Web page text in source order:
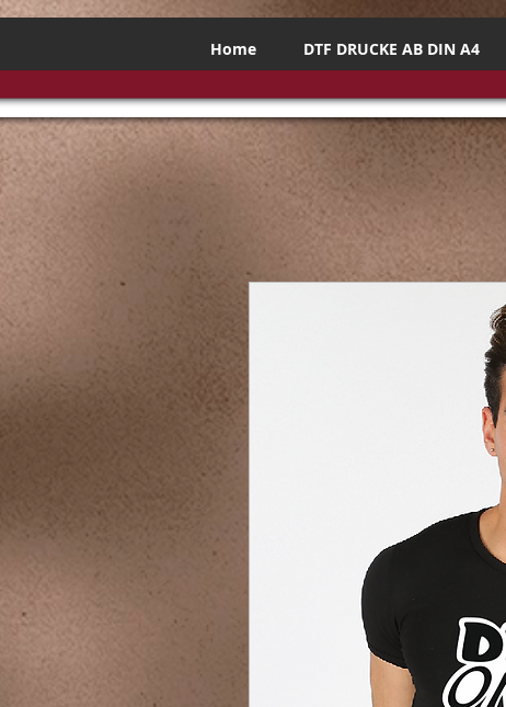
Home DTF DRUCKE AB DIN A4